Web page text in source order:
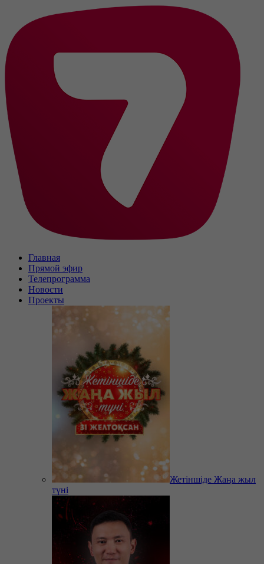
Главная
Прямой эфир
Телепрограмма
Новости
Проекты
Жетіншіде Жаңа жыл
түні